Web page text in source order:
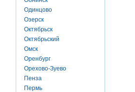
Одинцово
Озерск
Октябрьск
Октябрьский
Омск
Оренбург
Орехово-Зуево
Пенза
Пермь